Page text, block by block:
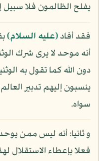
يفلح الظالمون فلا سبيل
فقد أفاد(عليه السلام)
أنه موحد لا يرى شرك
دون الله كما تقول به
ينسبون إليهم تدبير
سواه.
و ثانيا: أنه ليس ممن
فعلا بإعطاء الاستقلال